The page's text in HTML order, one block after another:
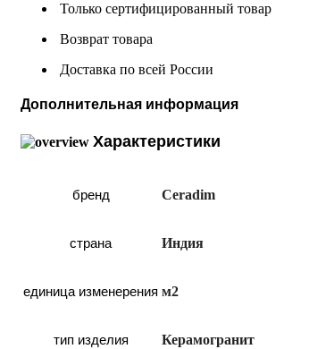
Только сертифицированный товар
Возврат товара
Доставка по всей России
Дополнительная информация
Характеристики
бренд Ceradim
страна Индия
единица изменерения м2
тип изделия Керамогранит